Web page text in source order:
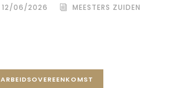
12/06/2026 MEESTERS ZUIDEN
ARBEIDSOVEREENKOMST